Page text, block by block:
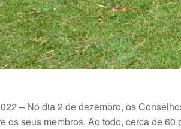
– No dia 2 de dezembro, os
os seus membros. Ao todo, cerca de